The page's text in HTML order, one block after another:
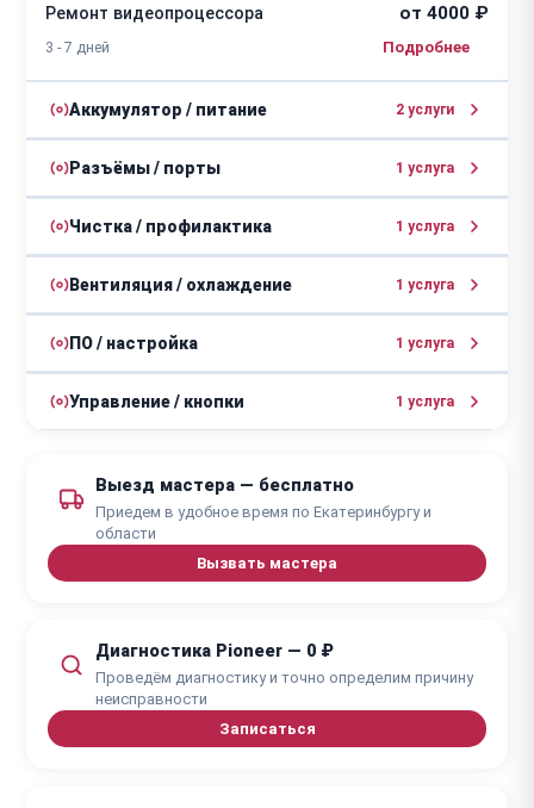
Ремонт видеопроцессора
3 - 7 дней
от 4000 ₽
Аккумулятор / питание 2 услуги
Ремонт блока питания
2 - 5 дней
от 2500 ₽
Замена предохранителя
1 - 3 дня
от 600 ₽
Разъёмы / порты 1 услуга
Замена HDMI-разъема
2 - 5 дней
от 1400 ₽
Чистка / профилактика 1 услуга
Чистка и обслуживание
1 - 5 дней
от 1500 ₽
Вентиляция / охлаждение 1 услуга
Замена вентилятора
от 2 часов
от 1600 ₽
ПО / настройка 1 услуга
Перепрошивка
1 - 4 дня
от 2000 ₽
Управление / кнопки 1 услуга
1 - 3 дняВыезд мастера — бесплатно
Приедем в удобное время по Екатеринбургу и
области
Вызвать мастера
Диагностика Pioneer — 0 ₽
Проведём диагностику и точно определим причину
неисправности
Записаться